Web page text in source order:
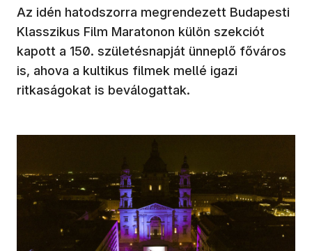
Az idén hatodszorra megrendezett Budapesti
Klasszikus Film Maratonon külön szekciót
kapott a 150. születésnapját ünneplő főváros
is, ahova a kultikus filmek mellé igazi
ritkaságokat is beválogattak.